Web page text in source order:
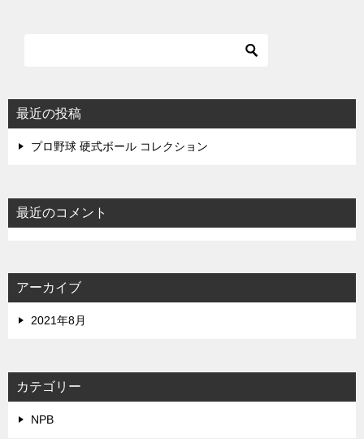
最近の投稿
プロ野球 硬式ボール コレクション
最近のコメント
アーカイブ
2021年8月
カテゴリー
NPB